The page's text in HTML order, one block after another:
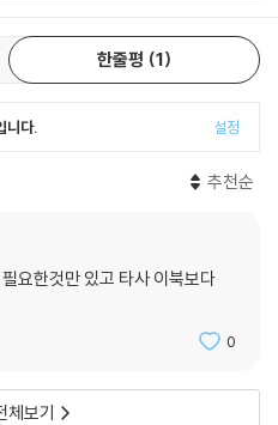
한줄평 1
니다. 설정
추천순
요한것만 있고 타사 이북보다
0
체보기